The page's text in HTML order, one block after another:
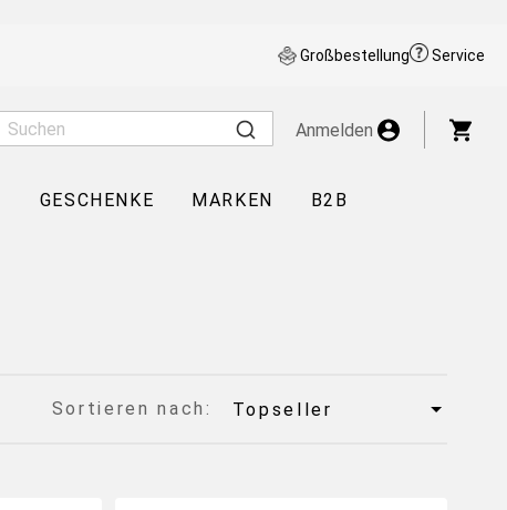
Großbestellung Service
Anmelden
GESCHENKE MARKEN
B2B
Sortieren nach: